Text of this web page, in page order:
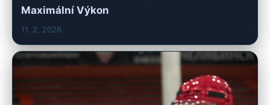
Maximální Výkon
11. 2. 2026